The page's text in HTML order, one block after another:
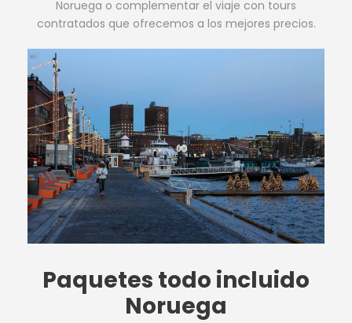
Noruega o complementar el viaje con tours
contratados que ofrecemos a los mejores precios.
Paquetes todo incluido
Noruega